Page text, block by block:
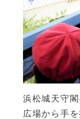
浜松城天守
広場から手